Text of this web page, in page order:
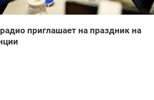
приглашает на праздник на